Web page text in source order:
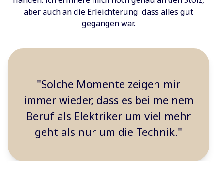
aber auch an die Erleichterung, dass alles gut
gegangen war.
"Solche Momente zeigen mir
immer wieder, dass es bei meinem
Beruf als Elektriker um viel mehr
geht als nur um die Technik."